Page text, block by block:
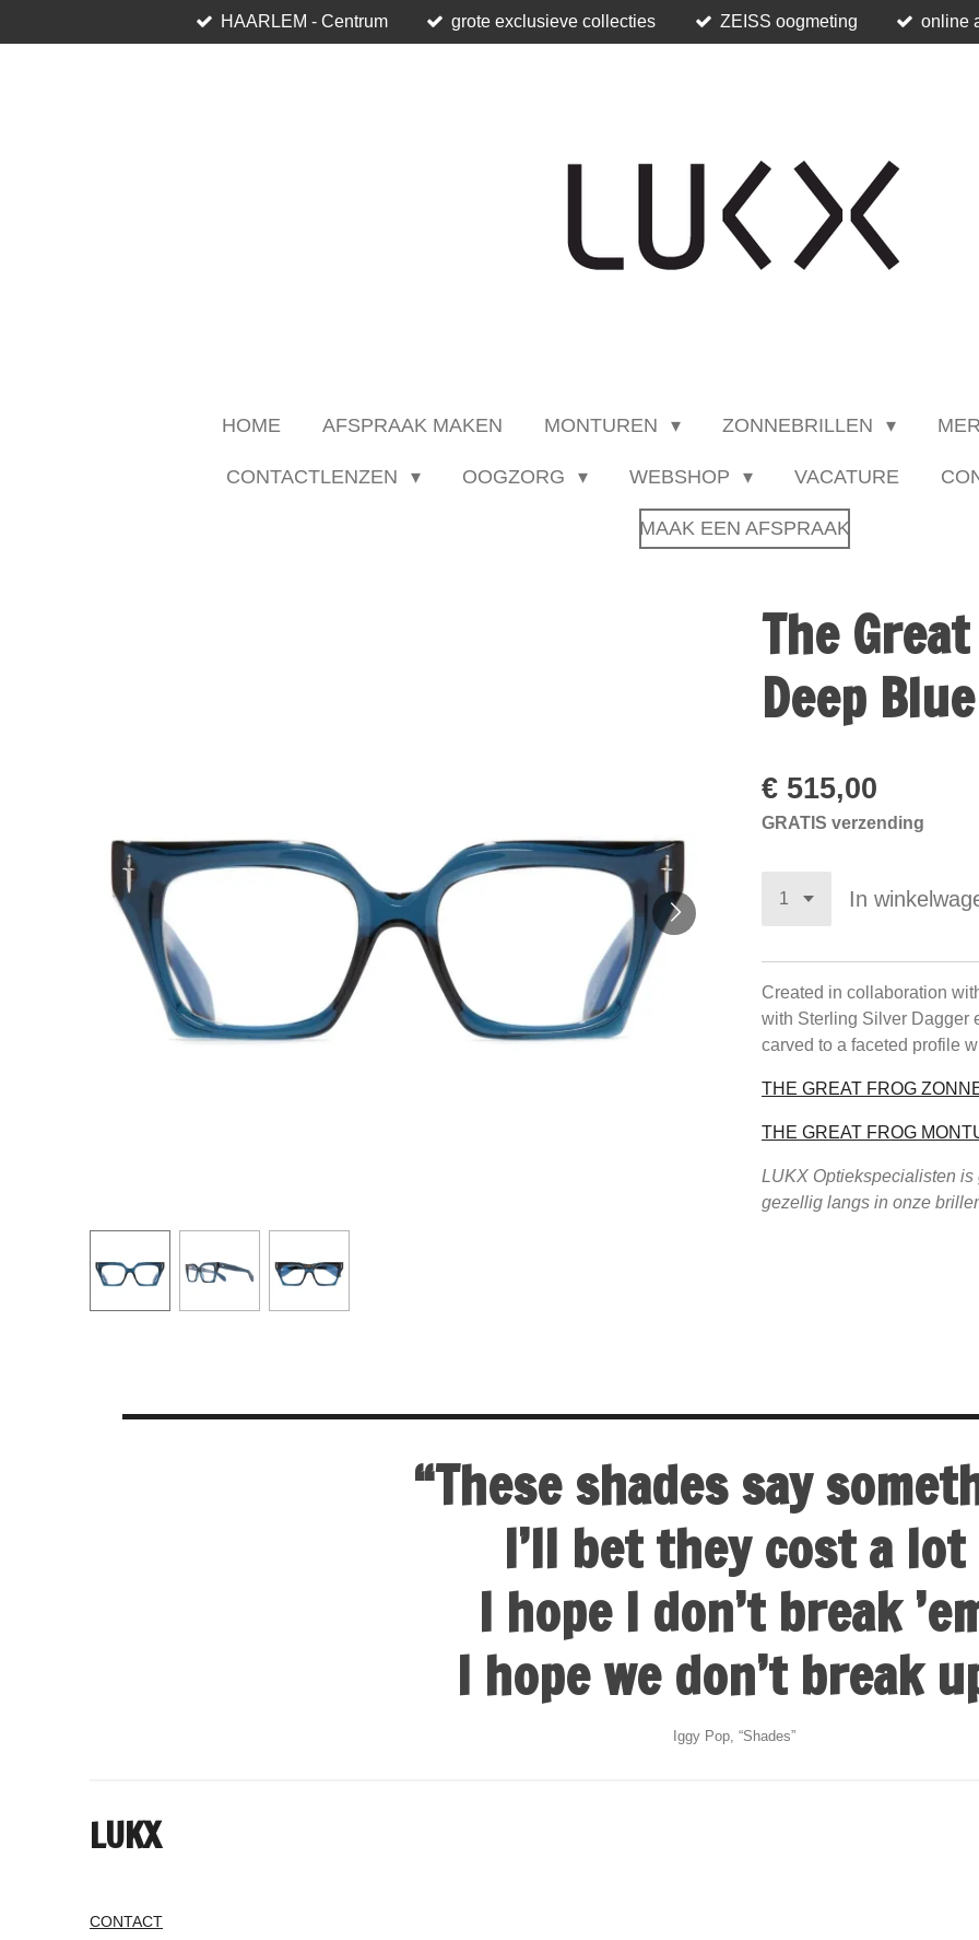
direct
HAARLEM - Centrum grote exclusieve collecties ZEISS oogmeting online
HOME AFSPRAAK MAKEN MONTUREN ZONNEBRILLEN
CONTACTLENZEN OOGZORG WEBSHOP VACATURE
MAAK EEN AFSPRAAK
The
Deep
€ 515,00
GRATIS verzending
In
Created in collaboration
with Sterling Silver Dagger
carved to a faceted profile
THE GREAT FROG
THE GREAT FROG
LUKX Optiekspecialisten is
gezellig langs in onze
“These shades say
I’ll bet they cost a lot
I hope I don’t break
I hope we don’t break
Iggy Pop, “Shades”
LUKX
CONTACT